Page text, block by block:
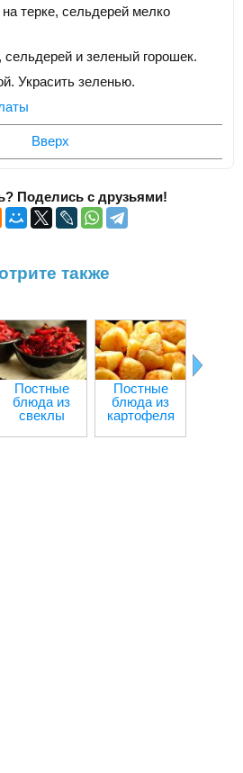
терке, сельдерей мелко
и зеленый горошек.
Украсить зеленью.
Вверх
Поделись с друзьями!
также
Постные
блюда из
свеклы
Постные
блюда из
картофеля